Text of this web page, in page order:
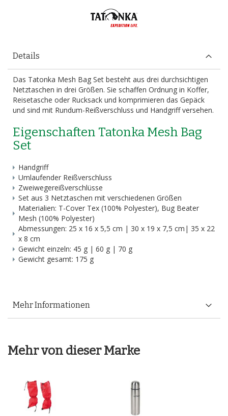
Details
Das Tatonka Mesh Bag Set besteht aus drei durchsichtigen
Netztaschen in drei Größen. Sie schaffen Ordnung in Koffer,
Reisetasche oder Rucksack und komprimieren das Gepäck
und sind mit Rundum-Reißverschluss und Handgriff versehen.
Eigenschaften Tatonka Mesh Bag
Set
Handgriff
Umlaufender Reißverschluss
Zweiwegereißverschlüsse
Set aus 3 Netztaschen mit verschiedenen Größen
Materialien: T-Cover Tex (100% Polyester), Bug Beater
Mesh (100% Polyester)
Abmessungen: 25 x 16 x 5,5 cm | 30 x 19 x 7,5 cm| 35 x 22
x 8 cm
Gewicht einzeln: 45 g | 60 g | 70 g
Gewicht gesamt: 175 g
Mehr Informationen
Mehr von dieser Marke